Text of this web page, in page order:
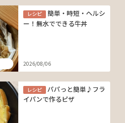
レシピ
簡単・時短・ヘルシ
ー！無水でできる牛丼
2026/08/06
レシピ
パパっと簡単♪フラ
イパンで作るピザ